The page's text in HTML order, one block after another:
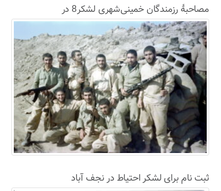
مصاحبۀ رزمندگان خمینی‌شهری لشکر8 در
سال63+فیلم
ثبت نام برای لشکر احتیاط در نجف آباد